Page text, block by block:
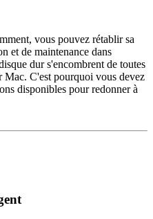
vous pouvez rétablir sa
et de maintenance dans
dur s'encombrent de toutes
Mac. C'est pourquoi vous devez
disponibles pour redonner à